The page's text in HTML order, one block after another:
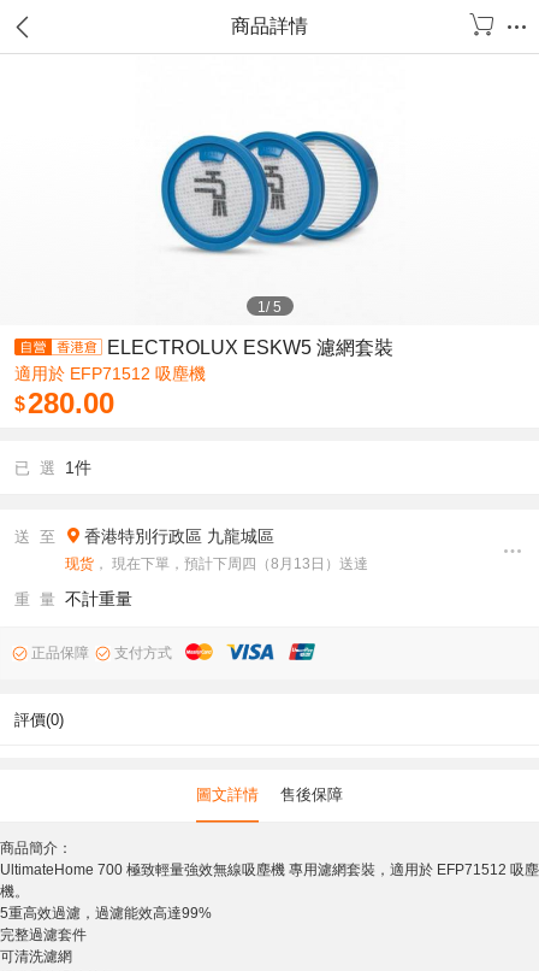
商品詳情
1/5
ELECTROLUX ESKW5 濾網套裝
適用於 EFP71512 吸塵機
$280.00
已 選 1件
送 至 香港特別行政區 九龍城區
现货 ， 現在下單，預計下周四（8月13日）送達
重 量 不計重量
正品保障 支付方式
評價(0)
圖文詳情 售後保障
商品簡介：
UltimateHome 700 極致輕量強效無線吸塵機 專用濾網套裝，適用於 EFP71512 吸塵
機。
5重高效過濾，過濾能效高達99%
完整過濾套件
可清洗濾網